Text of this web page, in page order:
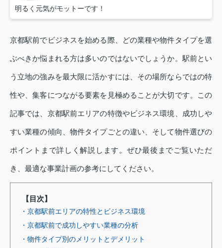
明るく元気がモットーです！
京都駅前でビジネスを始める際、どの業種や物件タイプを選
ぶべきか悩まれる方は多いのではないでしょうか。駅前とい
う立地の強みを最大限に活かすには、その場所ならではの特
性や、集客につながる要素を見極めることが大切です。この
記事では、京都駅前エリアの特徴やビジネス環境、成功しや
すい業種の傾向、物件タイプごとの違い、そして物件選びの
ポイントまで詳しく解説します。ぜひ最後までご覧いただ
き、最適な事業計画の参考にしてください。
【目次】
・京都駅前エリアの特性とビジネス環境
・京都駅前で成功しやすい業種の分析
・物件タイプ別のメリットとデメリット